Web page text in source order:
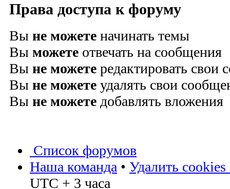
Права доступа к форуму
Вы не можете начинать темы
Вы можете отвечать на сообщения
Вы не можете редактировать свои
Вы не можете удалять свои
Вы не можете добавлять вложения
Список форумов
Наша команда • Удалить
UTC + 3 часа